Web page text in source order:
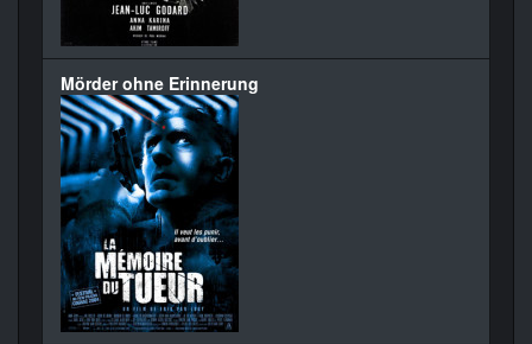
Mörder ohne Erinnerung